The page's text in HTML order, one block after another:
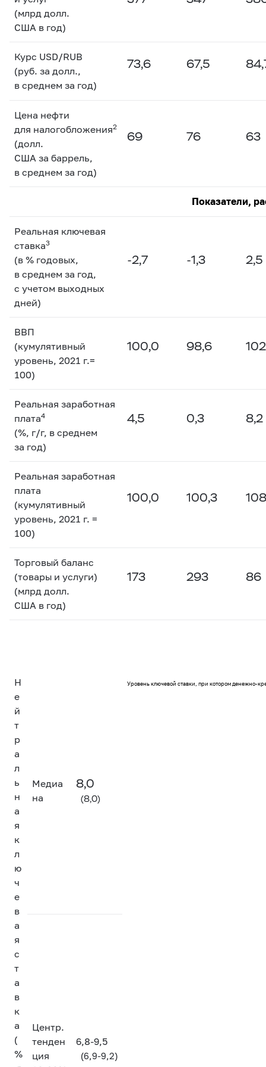
(млрд долл.
США в год)
Курс USD/RUB
(руб. за долл.,
в среднем за год)
73,6 67,5
Цена нефти
для налогобложения2
(долл.
США за баррель,
в среднем за год)
69 76 63
Показатели,
Реальная ключевая
ставка3
(в % годовых,
в среднем за год,
с учетом выходных
дней)
-2,7 -1,3 2,5
ВВП
(кумулятивный
уровень, 2021 г.=
100)
100,0 98,6
Реальная заработная
плата4
(%, г/г, в среднем
за год)
4,5 0,3 8,2
Реальная заработная
плата
(кумулятивный
уровень, 2021 г. =
100)
100,0 100,3
Торговый баланс
(товары и услуги)
(млрд долл.
США в год)
173 293 86
Н
е
й
т
р
а
л
ь
н
а
я
к
л
ю
ч
е
в
а
я
с
т
а
в
к
а
(
%
Медиа
на
8,0
(8,0)
Уровень ключевой ставки, при котором денежно-
Центр.
тенден
ция
6,8-9,5
(6,9-9,2)